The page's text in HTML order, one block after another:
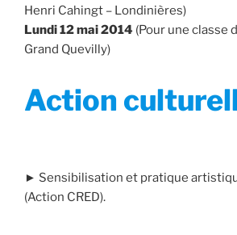
Henri Cahingt – Londinières)
Lundi 12 mai 2014 (Pour une classe
Grand Quevilly)
Action
► Sensibilisation et pratique
(Action CRED).